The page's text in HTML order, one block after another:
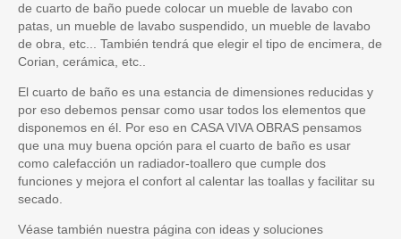
de cuarto de baño puede colocar un mueble de lavabo con
patas, un mueble de lavabo suspendido, un mueble de lavabo
de obra, etc... También tendrá que elegir el tipo de encimera, de
Corian, cerámica, etc..
El cuarto de baño es una estancia de dimensiones reducidas y
por eso debemos pensar como usar todos los elementos que
disponemos en él. Por eso en CASA VIVA OBRAS pensamos
que una muy buena opción para el cuarto de baño es usar
como calefacción un radiador-toallero que cumple dos
funciones y mejora el confort al calentar las toallas y facilitar su
secado.
Véase también nuestra página con ideas y soluciones